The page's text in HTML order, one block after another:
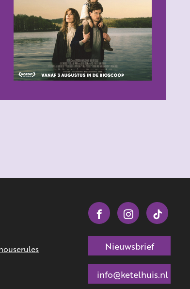
Nieuwsbrief
info@ketelhuis.nl